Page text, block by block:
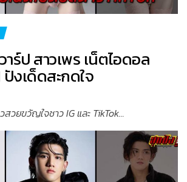
ร์ป สาวเพร เน็ตไอดอล
ปังเด็ดสะกดใจ
วยขวัญใจชาว IG และ TikTok...